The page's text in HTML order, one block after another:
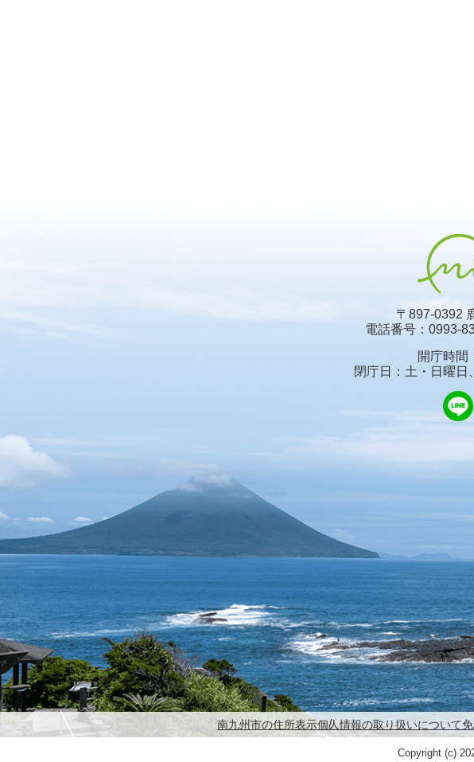
〒897-0392
電話番号：0993-
開庁時間
閉庁日：土・日曜日
南九州市の住所表示個人情報の取り扱いについて
Copyright (c)